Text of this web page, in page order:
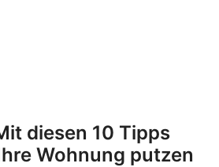
diesen 10 Tipps
Wohnung putzen